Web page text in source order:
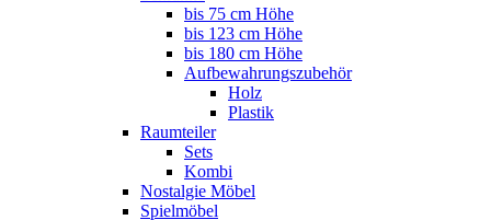
bis 75 cm Höhe
bis 123 cm Höhe
bis 180 cm Höhe
Aufbewahrungszubehör
Holz
Plastik
Raumteiler
Sets
Kombi
Nostalgie Möbel
Spielmöbel